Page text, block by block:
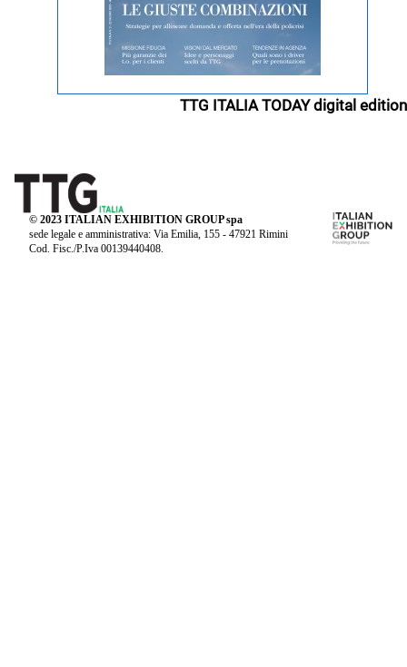
TTG ITALIA TODAY digital edition
© 2023 ITALIAN EXHIBITION GROUP spa
sede legale e amministrativa: Via Emilia, 155 - 47921 Rimini
Cod. Fisc./P.Iva 00139440408.